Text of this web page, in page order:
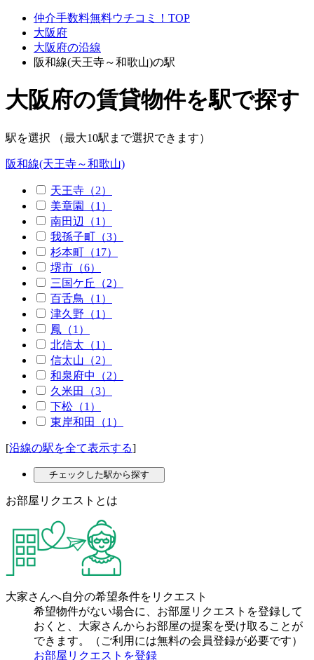
仲介手数料無料ウチコミ！TOP
大阪府
大阪府の沿線
阪和線(天王寺～和歌山)の駅
大阪府の賃貸物件を駅で探す
駅を選択 （最大10駅まで選択できます）
阪和線(天王寺～和歌山)
天王寺（2）
美章園（1）
南田辺（1）
我孫子町（3）
杉本町（17）
堺市（6）
三国ケ丘（2）
百舌鳥（1）
津久野（1）
鳳（1）
北信太（1）
信太山（2）
和泉府中（2）
久米田（3）
下松（1）
東岸和田（1）
[沿線の駅を全て表示する]
チェックした駅から探す
お部屋リクエストとは
大家さんへ自分の希望条件をリクエスト
希望物件がない場合に、お部屋リクエストを登録して
おくと、大家さんからお部屋の提案を受け取ることが
できます。（ご利用には無料の会員登録が必要です）
お部屋リクエストを登録